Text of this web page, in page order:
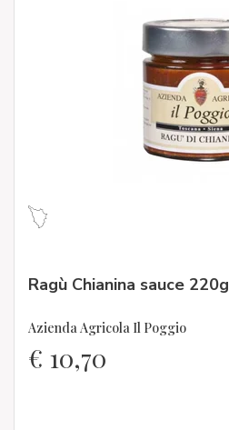
Ragù Chianina sauce 220g
Azienda Agricola Il Poggio
€ 10,70